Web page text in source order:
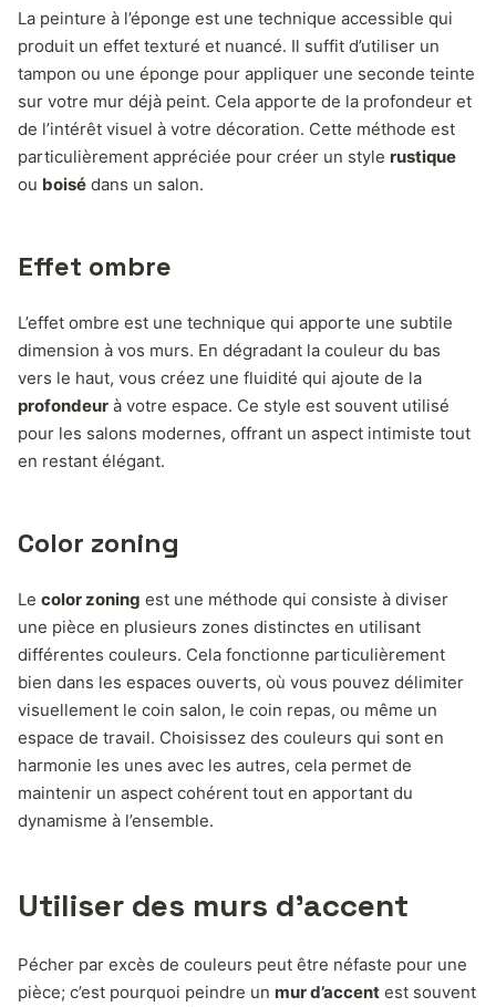
La peinture à l’éponge est une technique accessible qui
produit un effet texturé et nuancé. Il suffit d’utiliser un
tampon ou une éponge pour appliquer une seconde teinte
sur votre mur déjà peint. Cela apporte de la profondeur et
de l’intérêt visuel à votre décoration. Cette méthode est
particulièrement appréciée pour créer un style rustique
ou boisé dans un salon.
Effet ombre
L’effet ombre est une technique qui apporte une subtile
dimension à vos murs. En dégradant la couleur du bas
vers le haut, vous créez une fluidité qui ajoute de la
profondeur à votre espace. Ce style est souvent utilisé
pour les salons modernes, offrant un aspect intimiste tout
en restant élégant.
Color zoning
Le color zoning est une méthode qui consiste à diviser
une pièce en plusieurs zones distinctes en utilisant
différentes couleurs. Cela fonctionne particulièrement
bien dans les espaces ouverts, où vous pouvez délimiter
visuellement le coin salon, le coin repas, ou même un
espace de travail. Choisissez des couleurs qui sont en
harmonie les unes avec les autres, cela permet de
maintenir un aspect cohérent tout en apportant du
dynamisme à l’ensemble.
Utiliser des murs d’accent
Pécher par excès de couleurs peut être néfaste pour une
pièce; c’est pourquoi peindre un mur d’accent est souvent